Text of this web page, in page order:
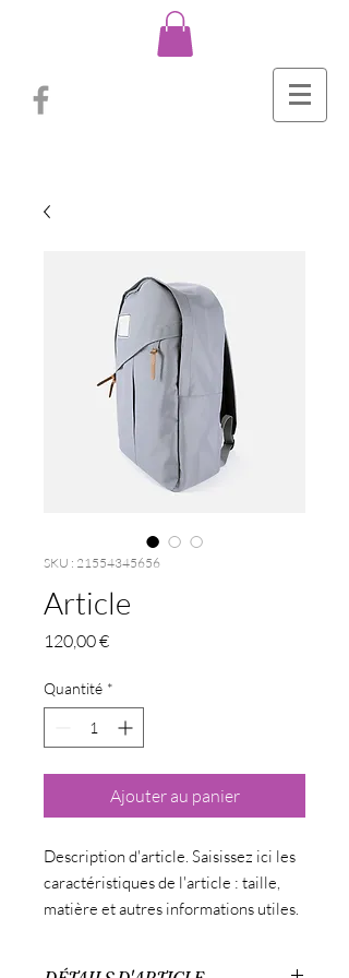
SKU : 21554345656
Article
120,00 €Prix
Quantité *
Ajouter au panier
Description d'article. Saisissez ici les
caractéristiques de l'article : taille,
matière et autres informations utiles.